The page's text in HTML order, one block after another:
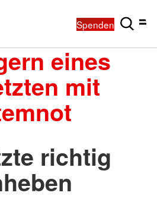
Spenden
eines
mit
richtig